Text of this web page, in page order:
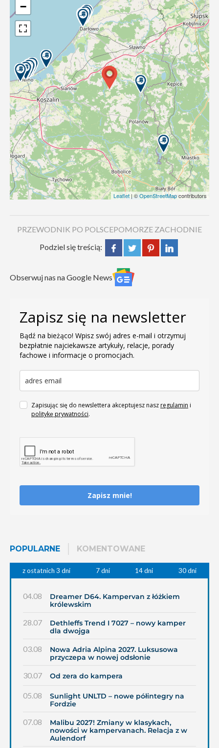
−
Leaflet | ©OpenStreetMapcontributors
PRZEWODNIK PO POLSCEPOMORZE ZACHODNIE
Podziel się treścią:
Obserwuj nas na Google News
Zapisz się na newsletter
Bądź na bieżąco! Wpisz swój adres e-mail i otrzymuj
bezpłatnie najciekawsze artykuły, relacje, porady
fachowe i informacje o promocjach.
Zapisując się do newslettera akceptujesz naszregulamin i
politykę prywatności.
Zapisz mnie!
POPULARNE KOMENTOWANE
z ostatnich 3 dni 7 dni 14 dni 30 dni
04.08
Dreamer D64. Kampervan z łóżkiem
królewskim
28.07
Dethleffs Trend I 7027 – nowy kamper
dla dwojga
03.08
Nowa Adria Alpina 2027. Luksusowa
przyczepa w nowej odsłonie
30.07 Od zera do kampera
05.08
Sunlight UNLTD – nowe półintegry na
Fordzie
07.08
Malibu 2027! Zmiany w klasykach,
nowości w kampervanach. Relacja z w
Aulendorf